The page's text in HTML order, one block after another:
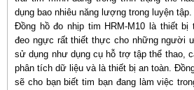
dụng bao nhiêu năng lượng trong luyện tập.
Đồng hồ đo nhịp tim HRM-M10 là thiết
đeo ngực rất thiết thực cho những người
sử dụng như dụng cụ hỗ trợ tập thể thao,
phân tích dữ liệu và là thiết bị an toàn.
sẽ cho bạn biết tim bạn đang làm việc